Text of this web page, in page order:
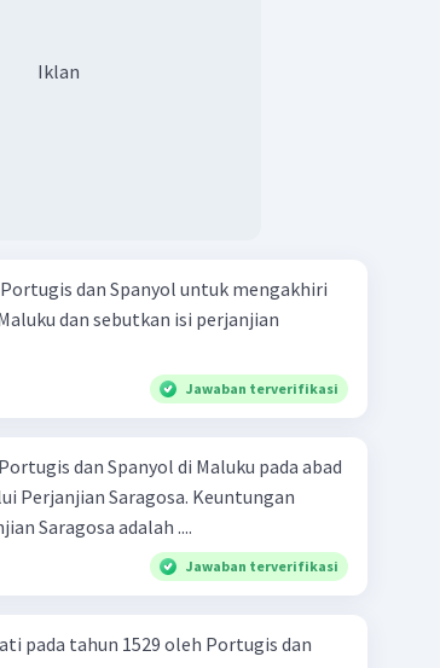
Iklan
dan Spanyol untuk mengakhiri
dan sebutkan isi perjanjian
Jawaban terverifikasi
dan Spanyol di Maluku pada abad
Perjanjian Saragosa. Keuntungan
Saragosa adalah ....
Jawaban terverifikasi
pada tahun 1529 oleh Portugis dan